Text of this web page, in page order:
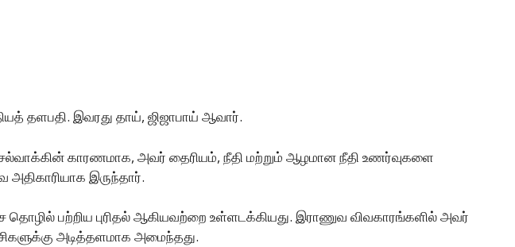
தளபதி. இவரது தாய், ஜிஜாபாய் ஆவார்.
காரணமாக, அவர் தைரியம், நீதி மற்றும் ஆழமான நீதி உணர்வுகளை
இருந்தார்.
தொழில் பற்றிய புரிதல் ஆகியவற்றை உள்ளடக்கியது. இராணுவ விவகாரங்களில் அவர்
அடித்தளமாக அமைந்தது.